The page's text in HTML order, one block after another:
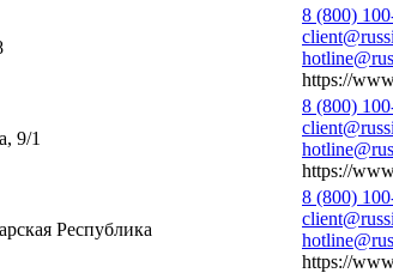
8 (800)
https://
9/1
8 (800)
https://
Республика
8 (800)
https://